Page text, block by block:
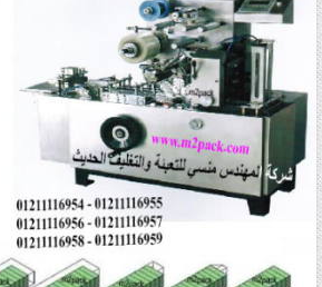
Posted in